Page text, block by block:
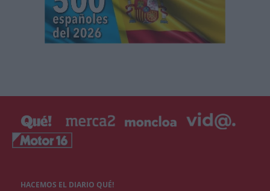
HACEMOS EL DIARIO QUÉ!